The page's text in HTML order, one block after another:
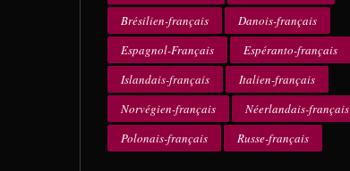
Brésilien-français
Danois-français
Espagnol-Français
Espéranto-français
Islandais-français
Italien-français
Norvégien-français
Néerlandais-français
Polonais-français
Russe-français